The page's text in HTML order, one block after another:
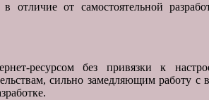
отличие от самостоятельной
ресурсом без привязки к
сильно замедляющим работу с